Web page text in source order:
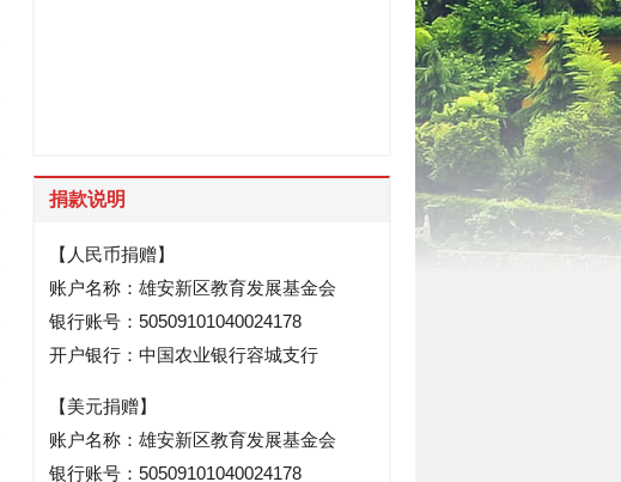
捐款说明
【人民币捐赠】
账户名称：雄安新区教育发展基金会
银行账号：50509101040024178
开户银行：中国农业银行容城支行
【美元捐赠】
账户名称：雄安新区教育发展基金会
银行账号：50509101040024178